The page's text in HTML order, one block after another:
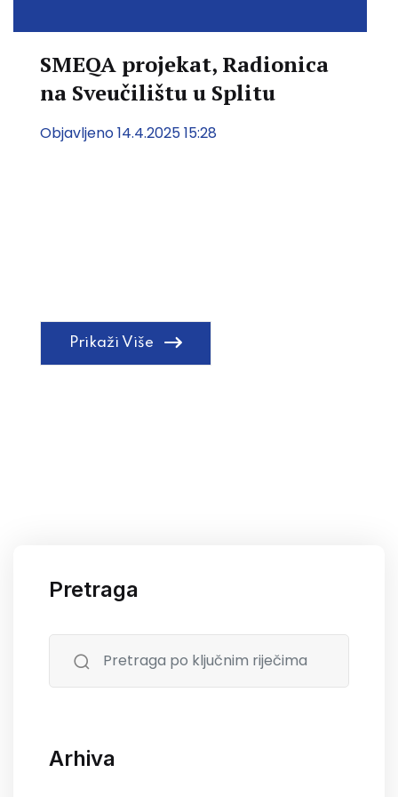
SMEQA projekat, Radionica
na Sveučilištu u Splitu
Objavljeno 14.4.2025 15:28
Prikaži Više
Pretraga
Arhiva